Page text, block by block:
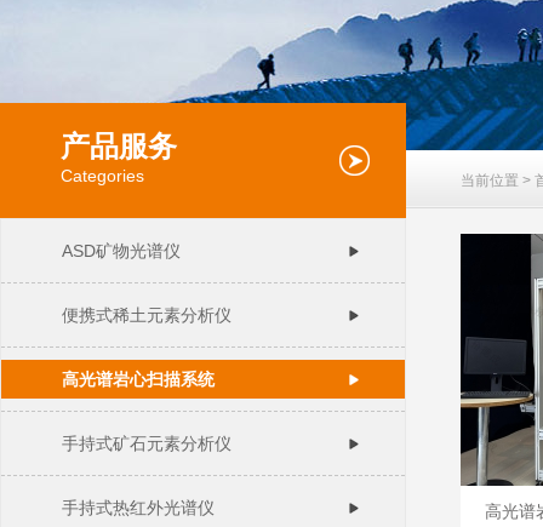
产品服务
Categories
ASD矿物光谱仪
便携式稀土元素分析仪
高光谱岩心扫描系统
手持式矿石元素分析仪
手持式热红外光谱仪
当前位置 >
高光谱